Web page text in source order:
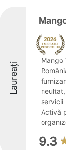
Laureați
Mango
servicii
Activă
9.3